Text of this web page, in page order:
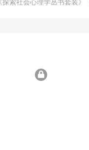
探索社会心理学丛书套装》